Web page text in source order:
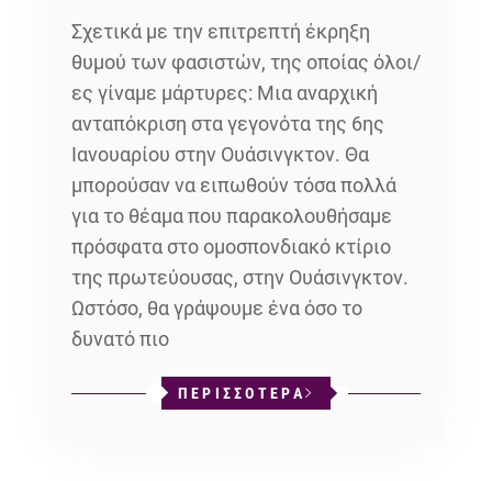
Σχετικά με την επιτρεπτή έκρηξη
θυμού των φασιστών, της οποίας όλοι/
ες γίναμε μάρτυρες: Μια αναρχική
ανταπόκριση στα γεγονότα της 6ης
Ιανουαρίου στην Ουάσινγκτον. Θα
μπορούσαν να ειπωθούν τόσα πολλά
για το θέαμα που παρακολουθήσαμε
πρόσφατα στο ομοσπονδιακό κτίριο
της πρωτεύουσας, στην Ουάσινγκτον.
Ωστόσο, θα γράψουμε ένα όσο το
δυνατό πιο
ΠΕΡΙΣΣΟΤΕΡΑ